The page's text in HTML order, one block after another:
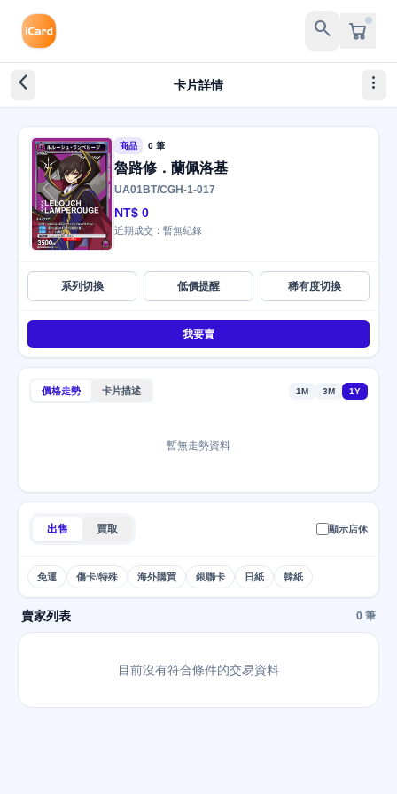
search
arrow_back_ios_new 卡片詳情 more_vert
商品 0 筆
魯路修．蘭佩洛基
UA01BT/CGH-1-017
NT$ 0
近期成交：暫無紀錄
系列切換 低價提醒 稀有度切換
我要賣
價格走勢 卡片描述 1M 3M 1Y
暫無走勢資料
出售 買取 顯示店休
免運 傷卡/特殊 海外購買 銀聯卡 日紙 韓紙
賣家列表 0 筆
目前沒有符合條件的交易資料